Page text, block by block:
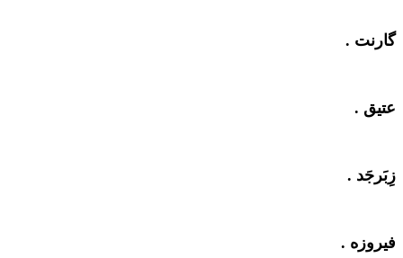
گارنت .
عتیق .
زِبَرجَد .
فیروزه .